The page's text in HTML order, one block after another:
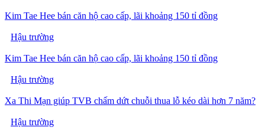
Kim Tae Hee bán căn hộ cao cấp, lãi khoảng 150 tỉ đồng
Hậu trường
Kim Tae Hee bán căn hộ cao cấp, lãi khoảng 150 tỉ đồng
Hậu trường
Xa Thi Mạn giúp TVB chấm dứt chuỗi thua lỗ kéo dài hơn 7 năm?
Hậu trường